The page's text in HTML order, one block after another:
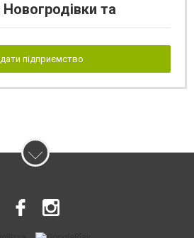
та
підприємство